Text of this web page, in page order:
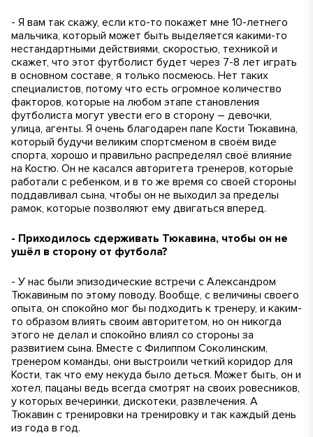
- Я вам так скажу, если кто-то покажет мне 10-летнего
мальчика, который может быть выделяется какими-то
нестандартными действиями, скоростью, техникой и
скажет, что этот футболист будет через 7-8 лет играть
в основном составе, я только посмеюсь. Нет таких
специалистов, потому что есть огромное количество
факторов, которые на любом этапе становления
футболиста могут увести его в сторону – девочки,
улица, агенты. Я очень благодарен папе Кости Тюкавина,
который будучи великим спортсменом в своём виде
спорта, хорошо и правильно распределял своё влияние
на Костю. Он не касался авторитета тренеров, которые
работали с ребенком, и в то же время со своей стороны
поддавливал сына, чтобы он не выходил за пределы
рамок, которые позволяют ему двигаться вперед.
- Приходилось сдерживать Тюкавина, чтобы он не
ушёл в сторону от футбола?
- У нас были эпизодические встречи с Александром
Тюкавиным по этому поводу. Вообще, с величины своего
опыта, он спокойно мог бы подходить к тренеру, и каким-
то образом влиять своим авторитетом, но он никогда
этого не делал и спокойно влиял со стороны за
развитием сына. Вместе с Филиппом Соколинским,
тренером команды, они выстроили четкий коридор для
Кости, так что ему некуда было деться. Может быть, он и
хотел, пацаны ведь всегда смотрят на своих ровесников,
у которых вечеринки, дискотеки, развлечения. А
Тюкавин с тренировки на тренировку и так каждый день
из года в год.